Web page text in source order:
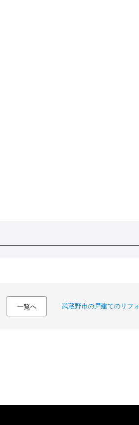
一覧へ 武蔵野市の戸建てのリフ